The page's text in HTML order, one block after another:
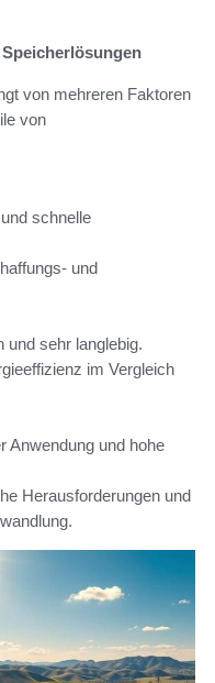
von mehreren Faktoren
von
schnelle
und
und sehr langlebig.
im Vergleich
Anwendung und hohe
Herausforderungen und